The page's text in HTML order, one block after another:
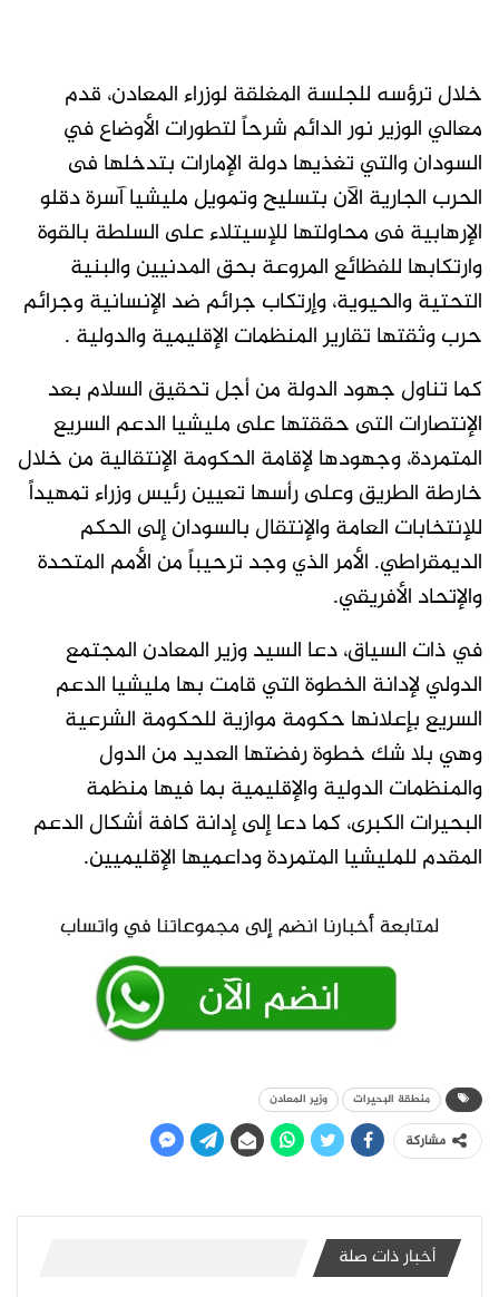
خلال ترؤسه للجلسة المغلقة لوزراء المعادن، قدم
معالي الوزير نور الدائم شرحاً لتطورات الأوضاع في
السودان والتي تغذيها دولة الإمارات بتدخلها فى
الحرب الجارية الآن بتسليح وتمويل مليشيا آسرة دقلو
الإرهابية فى محاولتها للإسيتلاء على السلطة بالقوة
وارتكابها للفظائع المروعة بحق المدنيين والبنية
التحتية والحيوية، وإرتكاب جرائم ضد الإنسانية وجرائم
حرب وثقتها تقارير المنظمات الإقليمية والدولية .
كما تناول جهود الدولة من أجل تحقيق السلام بعد
الإنتصارات التى حققتها على مليشيا الدعم السريع
المتمردة، وجهودها لإقامة الحكومة الإنتقالية من خلال
خارطة الطريق وعلى رأسها تعيين رئيس وزراء تمهيداً
للإنتخابات العامة والإنتقال بالسودان إلى الحكم
الديمقراطي. الأمر الذي وجد ترحيباً من الأمم المتحدة
والإتحاد الأفريقي.
في ذات السياق، دعا السيد وزير المعادن المجتمع
الدولي لإدانة الخطوة التي قامت بها مليشيا الدعم
السريع بإعلانها حكومة موازية للحكومة الشرعية
وهي بلا شك خطوة رفضتها العديد من الدول
والمنظمات الدولية والإقليمية بما فيها منظمة
البحيرات الكبرى، كما دعا إلى إدانة كافة أشكال الدعم
المقدم للمليشيا المتمردة وداعميها الإقليميين.
منطقة البحيرات وزير المعادن
مشاركة
أخبار ذات صلة